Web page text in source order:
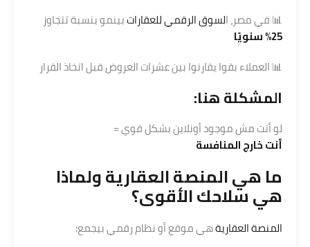
📊 في مصر، السوق الرقمي للعقاراتبينمو بنسبة تتجاوز
25% سنويًا
📊 العملاء بقوا يقارنوا بين عشرات العروض قبل اتخاذ القرار
المشكلة هنا:
لو أنت مش موجود أونلاين بشكل قوي =
أنت خارج المنافسة
ما هي المنصة العقارية ولماذا
هي سلاحك الأقوى؟
المنصة العقاريةهي موقع أو نظام رقمي بيجمع: